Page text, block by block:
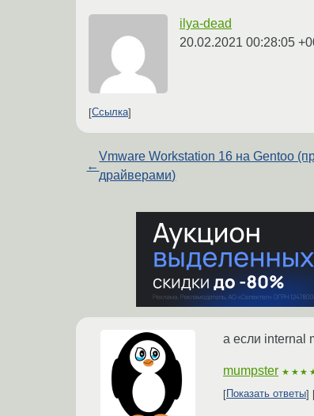
ilya-dead
20.02.2021 00:28:05
Ссылка
←
Vmware Workstation 16 на Gentoo
драйверами)
а если internal
mumpster
Показать ответы